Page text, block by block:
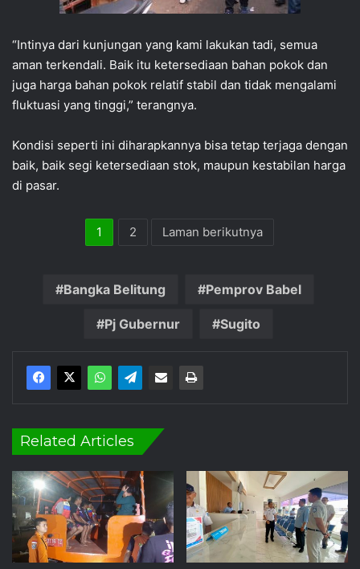
“Intinya dari kunjungan yang kami lakukan tadi, semua
aman terkendali. Baik itu ketersediaan bahan pokok dan
juga harga bahan pokok relatif stabil dan tidak mengalami
fluktuasi yang tinggi,” terangnya.
Kondisi seperti ini diharapkannya bisa tetap terjaga dengan
baik, baik segi ketersediaan stok, maupun kestabilan harga
di pasar.
1 2 Laman berikutnya
Bangka Belitung Pemprov Babel
Pj Gubernur Sugito
Related Articles